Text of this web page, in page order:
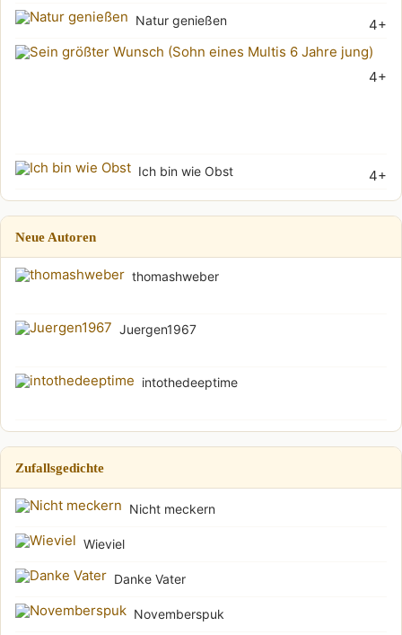
4+
Natur genießen
4+
4+
Ich bin wie Obst
Neue Autoren
thomashweber
Juergen1967
intothedeeptime
Zufallsgedichte
Nicht meckern
Wieviel
Danke Vater
Novemberspuk